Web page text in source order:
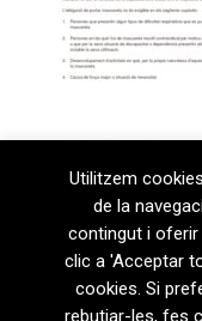
Utilitzem
de la
contingut i
clic a 'Acceptar
cookies. Si
rebutjar-les, fes